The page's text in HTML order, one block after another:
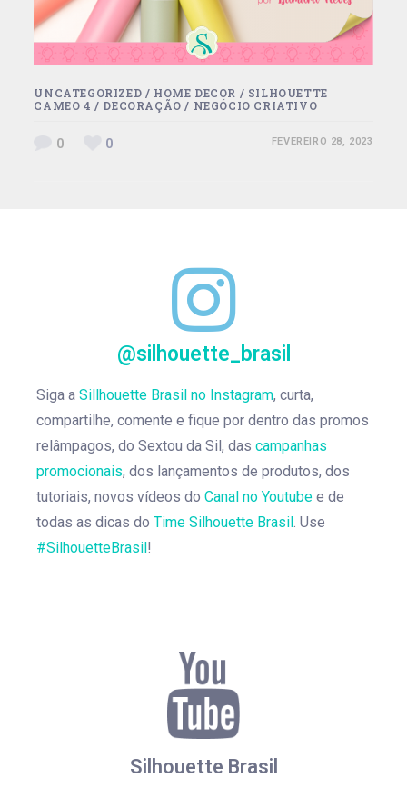
UNCATEGORIZED / HOME DECOR / SILHOUETTE
CAMEO 4 / DECORAÇÃO / NEGÓCIO CRIATIVO
0 0 FEVEREIRO 28, 2023
@silhouette_brasil
Siga a Sillhouette Brasil no Instagram, curta,
compartilhe, comente e fique por dentro das promos
relâmpagos, do Sextou da Sil, das campanhas
promocionais, dos lançamentos de produtos, dos
tutoriais, novos vídeos do Canal no Youtube e de
todas as dicas do Time Silhouette Brasil. Use
#SilhouetteBrasil!
Silhouette Brasil